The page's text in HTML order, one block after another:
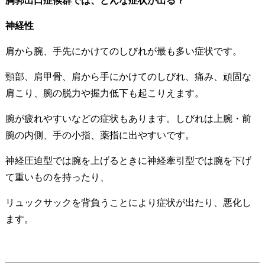
神経性
肩から腕、手先にかけてのしびれが最も多い症状です。
頸部、肩甲骨、肩から手にかけてのしびれ、痛み、頑固な
肩こり、腕の脱力や握力低下も起こりえます。
腕が疲れやすいなどの症状もあります。しびれは上腕・前
腕の内側、手の小指、薬指に出やすいです。
神経圧迫型では腕を上げるときに神経牽引型では腕を下げ
て重いものを持ったり、
リュックサックを背負うことにより症状が出たり、悪化し
ます。